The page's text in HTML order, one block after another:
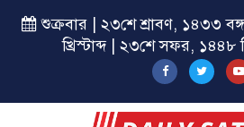
শুক্রবার | ২৩শে শ্রাবণ, ১৪৩৩
খ্রিস্টাব্দ | ২৩শে সফর, ১৪৪৮